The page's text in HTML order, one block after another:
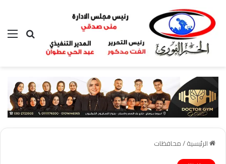
بحث عن
الرئيسية/محافظات